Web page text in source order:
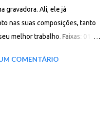
gravadora. Ali, ele já
nas suas composições, tanto
melhor trabalho. Faixas: 01.
O Que Pintar Pintou 07. A
COMENTÁRIO